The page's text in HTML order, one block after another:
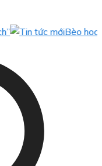
Bèo hoa dâu: